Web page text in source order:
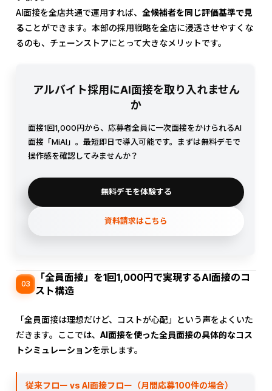
AI面接を全店共通で運用すれば、 全候補者を同じ評価基準で見
ることができます。本部の採用戦略を全店に浸透させやすくな
るのも、チェーンストアにとって大きなメリットです。
アルバイト採用にAI面接を取り入れません
か
面接1回1,000円から、応募者全員に一次面接をかけられるAI
面接「MiAI」。最短即日で導入可能です。まずは無料デモで
操作感を確認してみませんか？
無料デモを体験する
資料請求はこちら
03
「全員面接」を1回1,000円で実現するAI面接のコ
スト構造
「全員面接は理想だけど、コストが心配」という声をよくいた
だきます。ここでは、 AI面接を使った全員面接の具体的なコス
トシミュレーションを示します。
従来フロー vs AI面接フロー（月間応募100件の場合）